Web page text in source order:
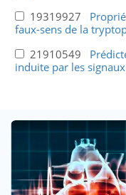
19319927
faux-sens de la
21910549
induite par les